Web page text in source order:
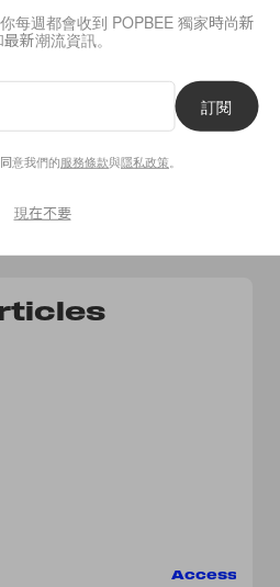
彩妝空空賞
每週都會收到 POPBEE 獨家時尚新
新潮流資訊。
訂閱
意我們的服務條款與隱私政策
現在不要